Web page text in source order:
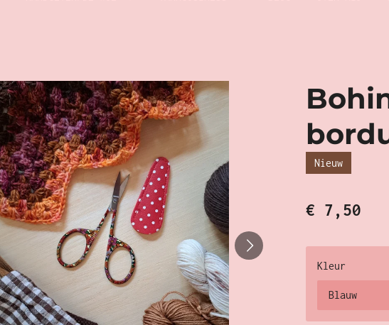
Nieuw
€ 7,50
Kleur